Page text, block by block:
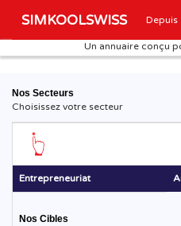
SIMKOOLSWISS
Un annuaire conçu
Nos Secteurs
Choisissez votre secteur
Entrepreneuriat
Nos Cibles